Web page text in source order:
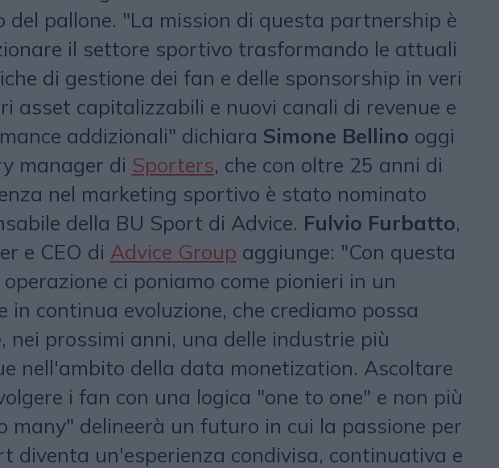
del pallone. "La mission di questa partnership è
il settore sportivo trasformando le attuali
di gestione dei fan e delle sponsorship in veri
asset capitalizzabili e nuovi canali di revenue e
addizionali" dichiara Simone Bellino oggi
manager di Sporters, che con oltre 25 anni di
nel marketing sportivo è stato nominato
della BU Sport di Advice. Fulvio Furbatto,
e CEO di Advice Group aggiunge: "Con questa
ci poniamo come pionieri in un
in continua evoluzione, che crediamo possa
nei prossimi anni, una delle industrie più
nell'ambito della data monetization. Ascoltare
i fan con una logica "one to one" e non più
many" delineerà un futuro in cui la passione per
diventa un'esperienza condivisa, continuativa e